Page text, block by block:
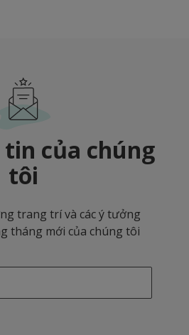
của chúng
tôi
trang trí và các ý tưởng
tháng mới của chúng tôi